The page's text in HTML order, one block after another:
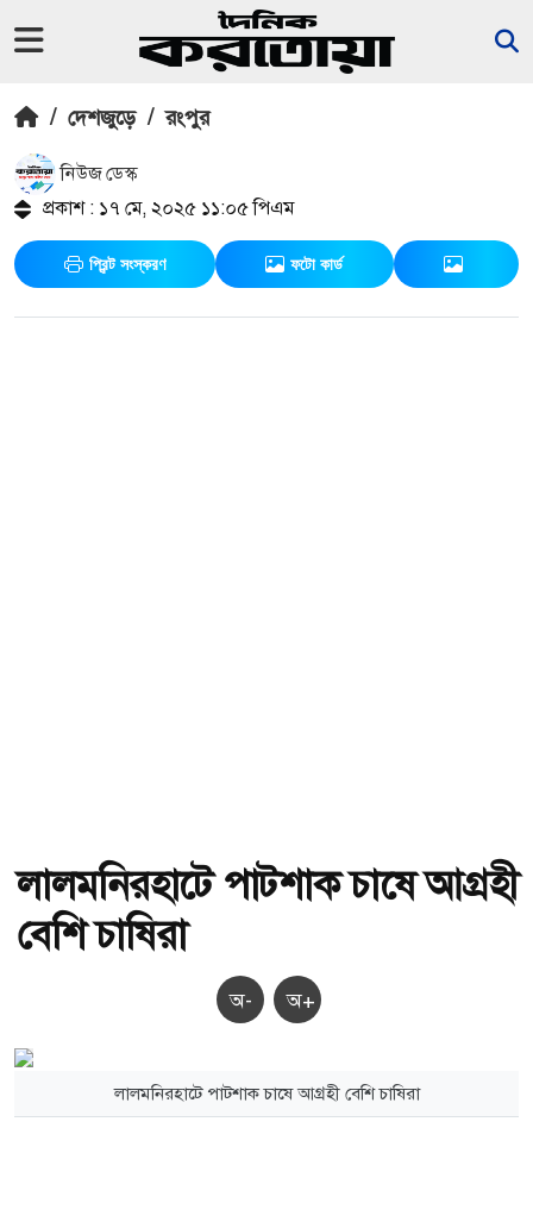
/ দেশজুড়ে / রংপুর
নিউজ ডেস্ক
প্রকাশ : ১৭ মে, ২০২৫ ১১:০৫ পিএম
প্রিন্ট সংস্করণ ফটো কার্ড
লালমনিরহাটে পাটশাক চাষে আগ্রহী
বেশি চাষিরা
অ- অ+
লালমনিরহাটে পাটশাক চাষে আগ্রহী বেশি চাষিরা